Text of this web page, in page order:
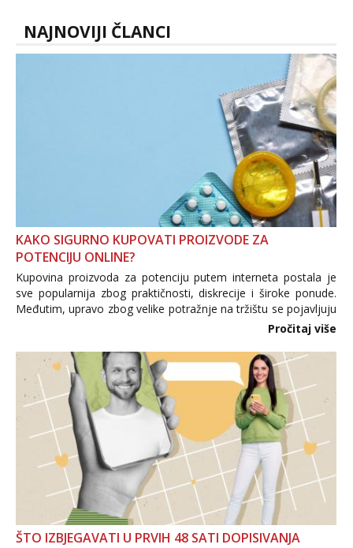
Anđela
NAJNOVIJI ČLANCI
KAKO SIGURNO KUPOVATI PROIZVODE ZA
POTENCIJU ONLINE?
Kupovina proizvoda za potenciju putem interneta postala je
sve popularnija zbog praktičnosti, diskrecije i široke ponude.
Međutim, upravo zbog velike potražnje na tržištu se pojavljuju
i brojni krivotvoreni proizvodi, nepouzdane internetske
Pročitaj više
ŠTO IZBJEGAVATI U PRVIH 48 SATI DOPISIVANJA